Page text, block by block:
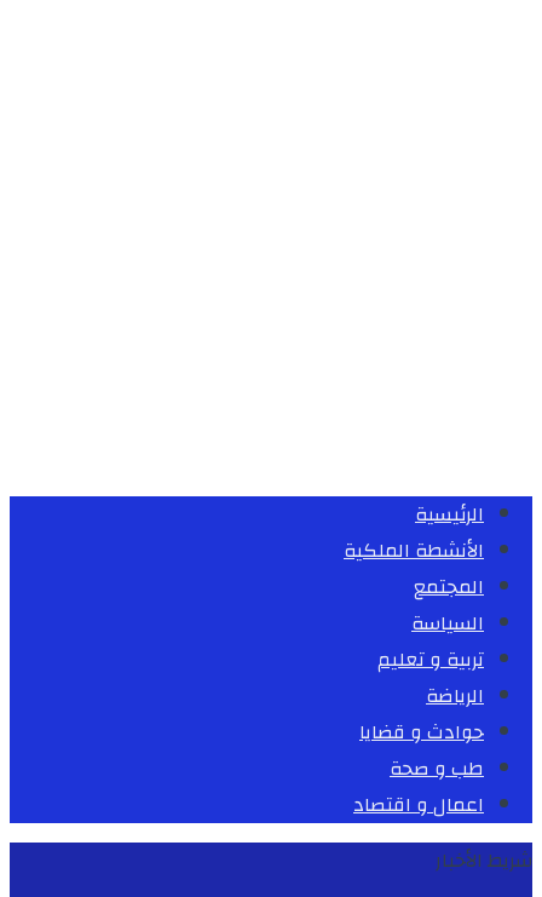
الرئيسية
الأنشطة الملكية
المجتمع
السياسة
تربية و تعليم
الرياضة
حوادث و قضايا
طب و صحة
اعمال و اقتصاد
شريط الأخبار